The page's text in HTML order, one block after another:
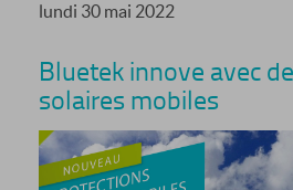
lundi 30 mai 2022
Bluetek innove avec
solaires mobiles